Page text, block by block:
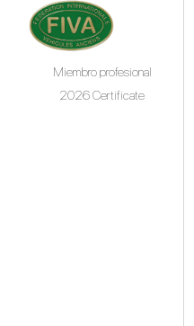
Miembro profesional
2026 Certificate